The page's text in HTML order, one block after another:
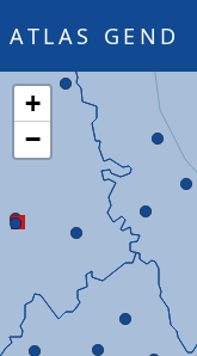
ATLAS GEND
+
−